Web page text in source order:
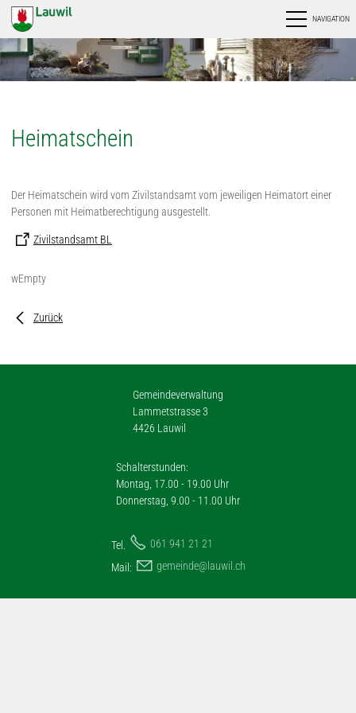
NAVIGATION
Heimatschein
Der Heimatschein wird vom Zivilstandsamt vom jeweiligen Heimatort einer
Personen mit Heimatberechtigung ausgestellt.
Zivilstandsamt BL
wEmpty
Zurück
Gemeindeverwaltung
Lammetstrasse 3
4426 Lauwil
Schalterstunden:
Montag, 17.00 - 19.00 Uhr
Donnerstag, 9.00 - 11.00 Uhr
Tel.
061 941 21 21
Mail:
g m nd l w l ch